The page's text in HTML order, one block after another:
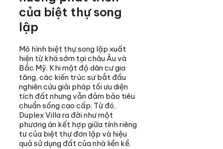
của biệt thự song
lập
Mô hình biệt thự song lập xuất
hiện từ khá sớm tại châu Âu và
Bắc Mỹ. Khi mật độ dân cư gia
tăng, các kiến trúc sư bắt đầu
nghiên cứu giải pháp tối ưu diện
tích đất nhưng vẫn đảm bảo tiêu
chuẩn sống cao cấp. Từ đó,
Duplex Villa ra đời như một
phương án kết hợp giữa tính riêng
tư của biệt thự đơn lập và hiệu
quả sử dụng đất của nhà liền kề.